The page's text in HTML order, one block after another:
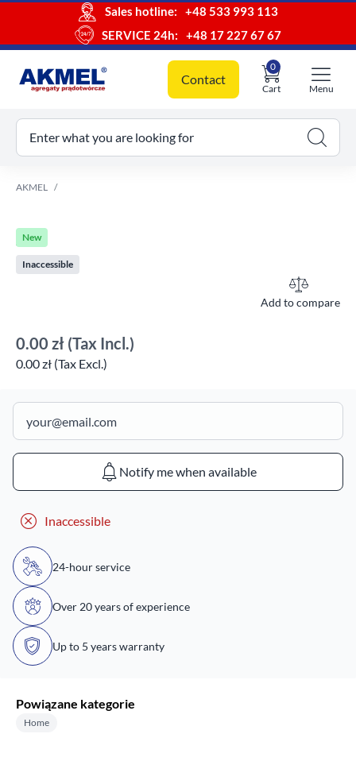
Sales hotline:
+48 533 993 113
SERVICE 24h:
+48 17 227 67 67
Contact
Cart
0
cart
Menu
Enter what you are looking for
AKMEL
New
Inaccessible
Add to compare
0.00 zł (Tax Incl.)
0.00 zł (Tax Excl.)
Notify me when available
Inaccessible
24-hour service
Over 20 years of experience
Up to 5 years warranty
Powiązane kategorie
Home